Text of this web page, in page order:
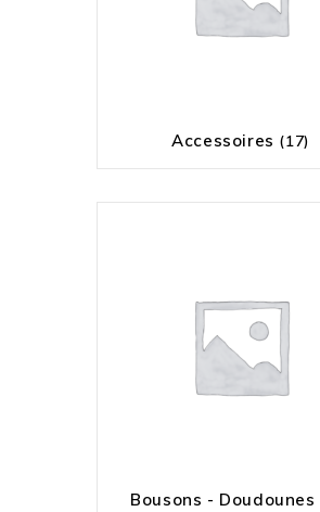
Accessoires (17)
Bousons - Doudounes